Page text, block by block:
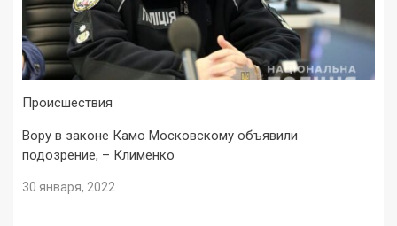
Происшествия
Вору в законе Камо Московскому объявили
подозрение, – Клименко
30 января, 2022